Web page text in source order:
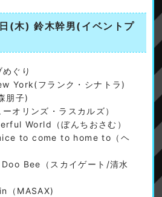
(木) 鈴木幹男(イベントプ
ぐり
York(フランク・シナトラ)
朋子)
オリンズ・ラスカルズ）
World（ぼんちおさむ）
to come to home to（ヘ
Bee（スカイゲート/清水
（MASAX)